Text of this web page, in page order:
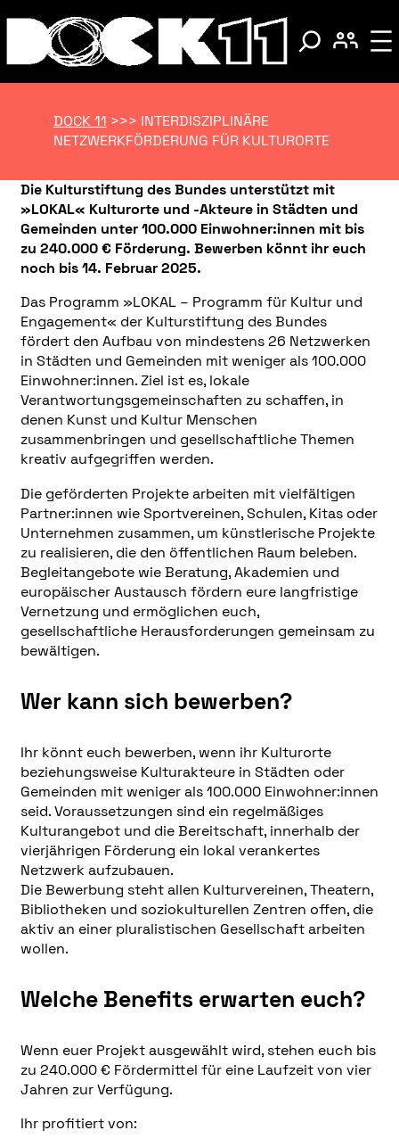
DOCK 11 >>> INTERDISZIPLINÄRE
NETZWERKFÖRDERUNG FÜR KULTURORTE
Die Kulturstiftung des Bundes unterstützt mit
»LOKAL« Kulturorte und -Akteure in Städten und
Gemeinden unter 100.000 Einwohner:innen mit bis
zu 240.000 € Förderung. Bewerben könnt ihr euch
noch bis 14. Februar 2025.
Das Programm »LOKAL – Programm für Kultur und
Engagement« der Kulturstiftung des Bundes
fördert den Aufbau von mindestens 26 Netzwerken
in Städten und Gemeinden mit weniger als 100.000
Einwohner:innen. Ziel ist es, lokale
Verantwortungsgemeinschaften zu schaffen, in
denen Kunst und Kultur Menschen
zusammenbringen und gesellschaftliche Themen
kreativ aufgegriffen werden.
Die geförderten Projekte arbeiten mit vielfältigen
Partner:innen wie Sportvereinen, Schulen, Kitas oder
Unternehmen zusammen, um künstlerische Projekte
zu realisieren, die den öffentlichen Raum beleben.
Begleitangebote wie Beratung, Akademien und
europäischer Austausch fördern eure langfristige
Vernetzung und ermöglichen euch,
gesellschaftliche Herausforderungen gemeinsam zu
bewältigen.
Wer kann sich bewerben?
Ihr könnt euch bewerben, wenn ihr Kulturorte
beziehungsweise Kulturakteure in Städten oder
Gemeinden mit weniger als 100.000 Einwohner:innen
seid. Voraussetzungen sind ein regelmäßiges
Kulturangebot und die Bereitschaft, innerhalb der
vierjährigen Förderung ein lokal verankertes
Netzwerk aufzubauen.
Die Bewerbung steht allen Kulturvereinen, Theatern,
Bibliotheken und soziokulturellen Zentren offen, die
aktiv an einer pluralistischen Gesellschaft arbeiten
wollen.
Welche Benefits erwarten euch?
Wenn euer Projekt ausgewählt wird, stehen euch bis
zu 240.000 € Fördermittel für eine Laufzeit von vier
Jahren zur Verfügung.
Ihr profitiert von: